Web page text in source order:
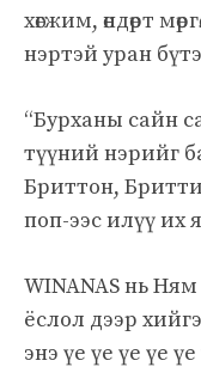
хөгжим, өндөрт
нэртэй уран
“Бурханы сайн
түүний нэрийг
Бриттон,
поп-ээс илүү их
WINANAS нь
ёслол дээр
энэ үе үе үе үе